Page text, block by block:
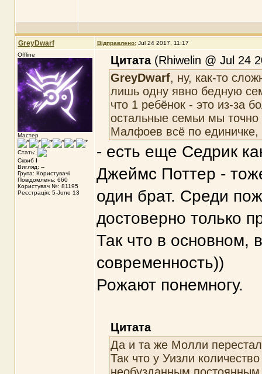
GreyDwarf Відправлено: Jul 24 2017, 11:17
Offline
Мастер
Стать:
Сквиб I
Вигляд: --
Група: Користувачі
Повідомлень: 660
Користувач №: 81195
Реєстрація: 5-June 13
Цитата(Rhiwelin @ Jul 24
GreyDwarf, ну, как-то
лишь одну явно бедную
что 1 ребёнок - это из-за
остальные семьи мы
Малфоев всё по единичке,
- есть еще Седрик
Джеймс Поттер -
один брат. Среди
достоверно только
Так что в основном,
современность))
Рожают понемногу.
Цитата
Да и та же Молли
Так что у Уизли